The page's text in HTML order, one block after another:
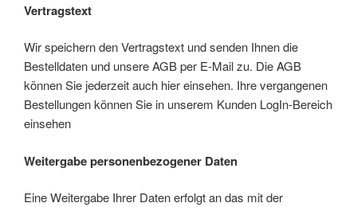
Vertragstext
Wir speichern den Vertragstext und senden Ihnen die
Bestelldaten und unsere AGB per E-Mail zu. Die AGB
können Sie jederzeit auch hier einsehen. Ihre vergangenen
Bestellungen können Sie in unserem Kunden LogIn-Bereich
einsehen
Weitergabe personenbezogener Daten
Eine Weitergabe Ihrer Daten erfolgt an das mit der